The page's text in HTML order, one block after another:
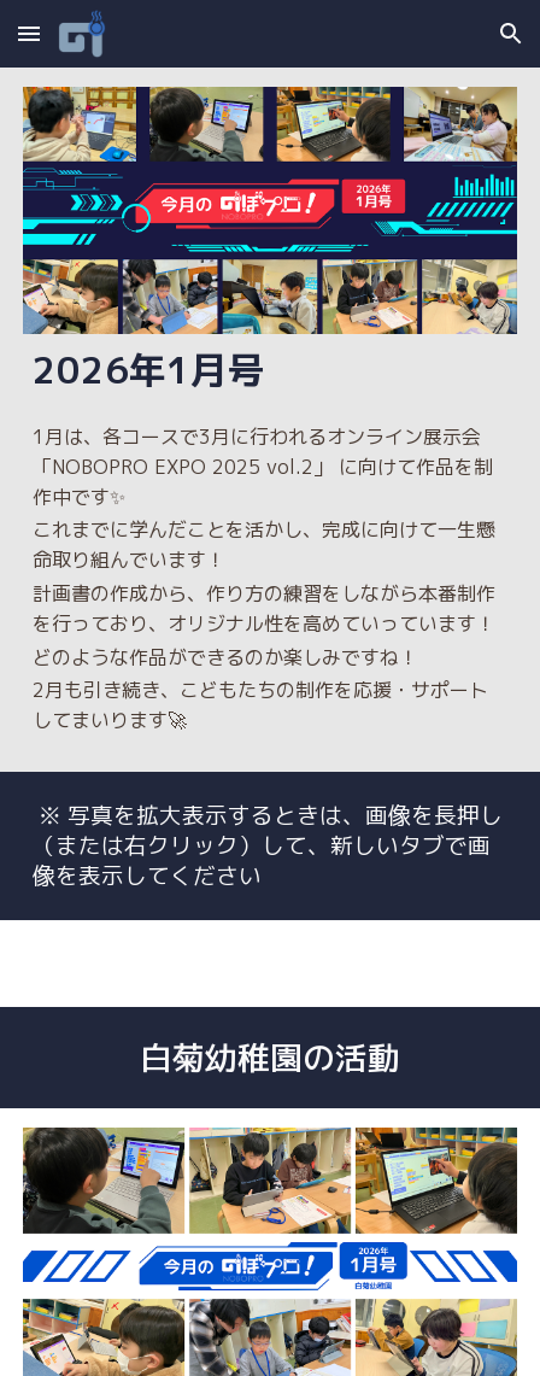
Skip to main content Skip to navigation
2026年1月号
1月は、各コースで3月に行われるオンライン展示会
「NOBOPRO EXPO 2025 vol.2」 に向けて作品を制
作中です✨
これまでに学んだことを活かし、完成に向けて一生懸
命取り組んでいます！
計画書の作成から、作り方の練習をしながら本番制作
を行っており、オリジナル性を高めていっています！
どのような作品ができるのか楽しみですね！
2月も引き続き、こどもたちの制作を応援・サポート
してまいります🚀
※ 写真を拡大表示するときは、画像を長押し
（または右クリック）して、新しいタブで画
像を表示してください
白菊幼稚園の活動